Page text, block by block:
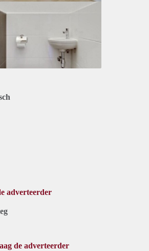
adverteerder
de adverteerder